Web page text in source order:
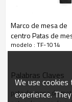
Marco de mesa de
centro Patas de
muebles de hierro
metal
modelo : TF-1014
Palabras Claves
pata de mesa de
We use
experience.